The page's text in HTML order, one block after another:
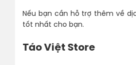
Nếu bạn cần hỗ trợ thêm về
tốt nhất cho bạn.
Táo Việt Store